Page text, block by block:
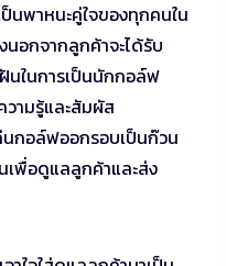
พาหนะคู่ใจของทุกคนใน
อกจากลูกค้าจะได้รับ
นในการเป็นนักกอล์ฟ
ามรู้และสัมผัส
กอล์ฟออกรอบเป็นก๊วน
พื่อดูแลลูกค้าและส่ง